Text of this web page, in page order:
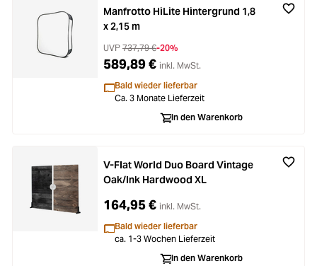
Manfrotto HiLite Hintergrund 1,8
x 2,15 m
UVP 737,79 €-20%
589,89 € inkl. MwSt.
Bald wieder lieferbar
Ca. 3 Monate Lieferzeit
In den Warenkorb
V-Flat World Duo Board Vintage
Oak/Ink Hardwood XL
164,95 € inkl. MwSt.
Bald wieder lieferbar
ca. 1-3 Wochen Lieferzeit
In den Warenkorb